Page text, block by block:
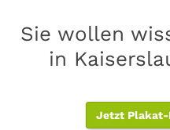
Sie wollen
in
Jetzt Plakat-